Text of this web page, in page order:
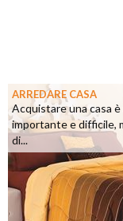
ARREDARE CASA
Acquistare una casa
importante e difficile,
di...